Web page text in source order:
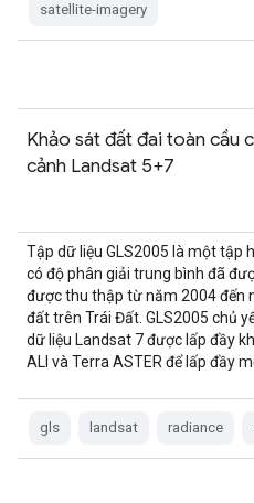
satellite-imagery
Khảo sát đất đai toàn cầu
cảnh Landsat 5+7
Tập dữ liệu GLS2005 là một tập
có độ phân giải trung bình đã
được thu thập từ năm 2004 đến
đất trên Trái Đất. GLS2005 chủ
dữ liệu Landsat 7 được lấp đầy
ALI và Terra ASTER để lấp đầy
gls landsat radiance